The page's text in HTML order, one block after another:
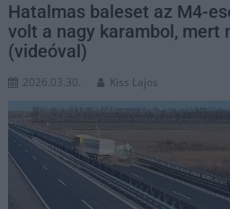
Hatalmas baleset az M4-
volt a nagy karambol, mert
(videóval)
2026.03.30. Kiss Lajos